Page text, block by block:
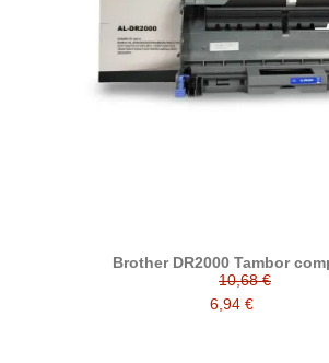
Brother DR2000 Tambor
10,68 €
6,94 €